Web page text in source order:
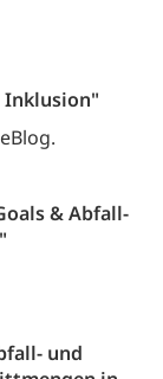
Inklusion"
& Abfall-
und